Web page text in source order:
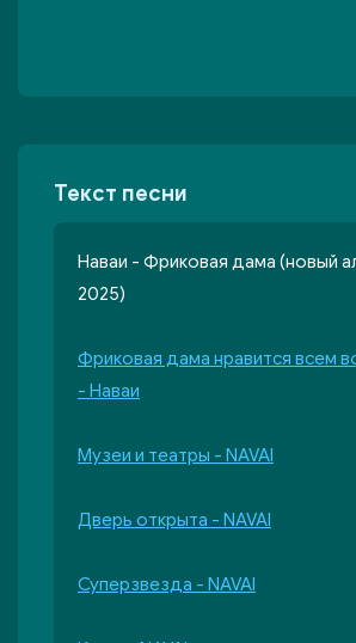
Текст песни
Наваи - Фриковая дама (новый
2025)
Фриковая дама нравится всем
- Наваи
Музеи и театры - NAVAI
Дверь открыта - NAVAI
Суперзвезда - NAVAI